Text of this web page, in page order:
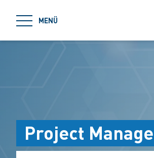
MENÜ
Project